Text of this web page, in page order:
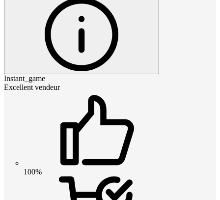
Instant_game
Excellent vendeur
100%